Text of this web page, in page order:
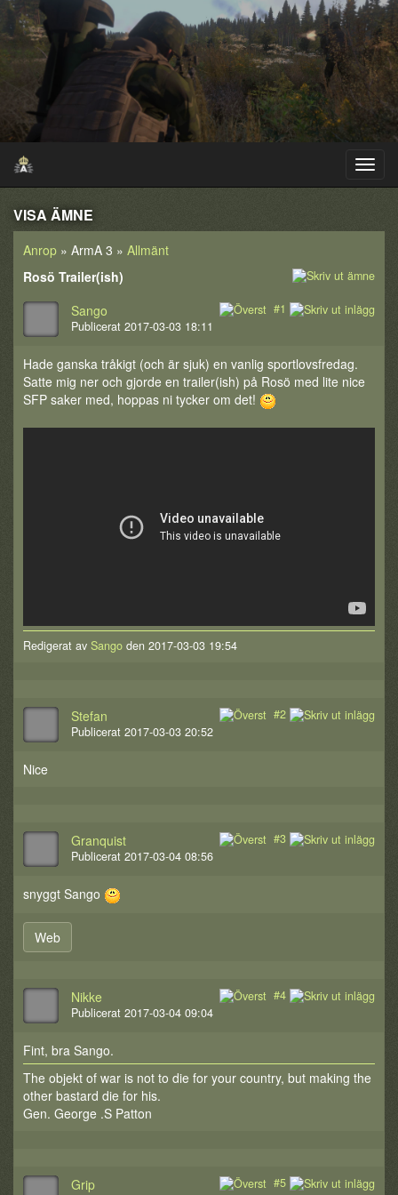
VISA ÄMNE
Anrop » ArmA 3 » Allmänt
Rosö Trailer(ish)
#1
Sango
Publicerat 2017-03-03 18:11
Hade ganska tråkigt (och är sjuk) en vanlig sportlovsfredag.
Satte mig ner och gjorde en trailer(ish) på Rosö med lite nice
SFP saker med, hoppas ni tycker om det!
Redigerat av Sango den 2017-03-03 19:54
#2
Stefan
Publicerat 2017-03-03 20:52
Nice
#3
Granquist
Publicerat 2017-03-04 08:56
snyggt Sango
Web
#4
Nikke
Publicerat 2017-03-04 09:04
Fint, bra Sango.
The objekt of war is not to die for your country, but making the
other bastard die for his.
Gen. George .S Patton
#5
Grip